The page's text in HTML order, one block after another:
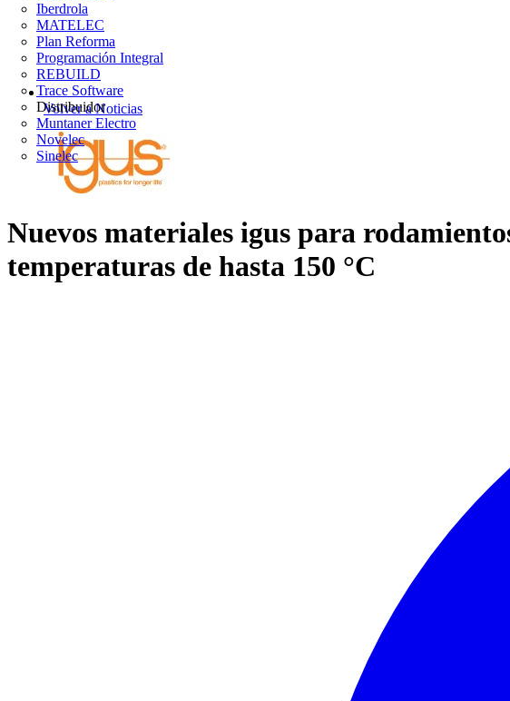
Iberdrola
MATELEC
Plan Reforma
Programación Integral
REBUILD
Trace Software
Distribuidor
Muntaner Electro
Novelec
Sinelec
Volver a Noticias
Nuevos materiales igus para
temperaturas de hasta 150 °C